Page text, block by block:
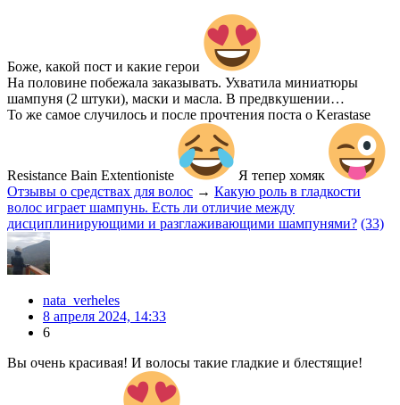
Боже, какой пост и какие герои
На половине побежала заказывать. Ухватила миниатюры
шампуня (2 штуки), маски и масла. В предвкушении…
То же самое случилось и после прочтения поста о Kerastase
Resistance Bain Extentioniste
Я тепер хомяк
Отзывы о средствах для волос → Какую роль в гладкости
волос играет шампунь. Есть ли отличие между
дисциплинирующими и разглаживающими шампунями? (33)
nata_verheles
8 апреля 2024, 14:33
6
Вы очень красивая! И волосы такие гладкие и блестящие!